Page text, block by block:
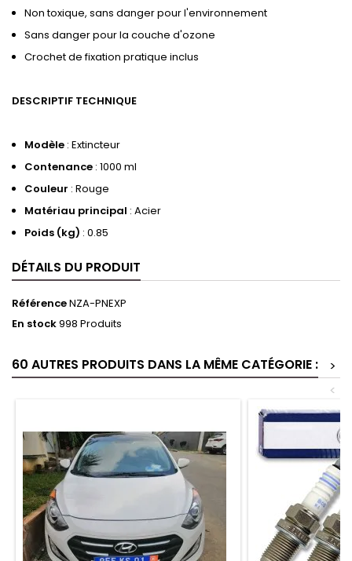
Non toxique, sans danger pour l'environnement
Sans danger pour la couche d'ozone
Crochet de fixation pratique inclus
DESCRIPTIF TECHNIQUE
Modèle : Extincteur
Contenance : 1000 ml
Couleur : Rouge
Matériau principal : Acier
Poids (kg) : 0.85
DÉTAILS DU PRODUIT
RéférenceNZA-PNEXP
En stock998 Produits
60 AUTRES PRODUITS DANS LA MÊME CATÉGORIE :
>
<